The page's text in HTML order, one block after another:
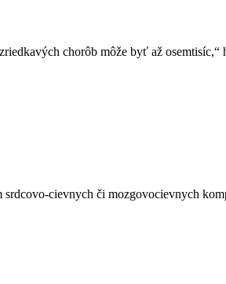
chorôb môže byť až osemtisíc,“
cievnych či mozgovocievnych